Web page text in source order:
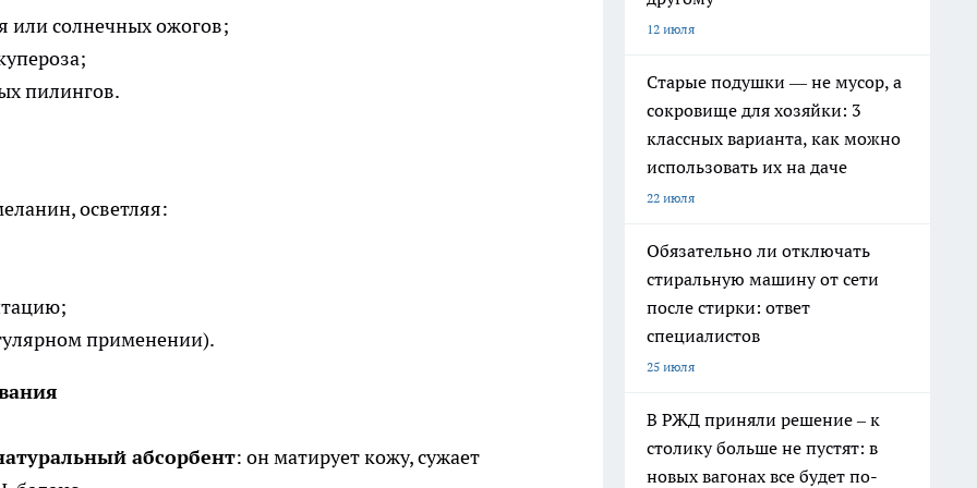
или солнечных ожогов;
пилингов.
осветляя:
применении).
абсорбент: он матирует кожу, сужает
12 июля
Старые подушки — не мусор, а
сокровище для хозяйки: 3
классных варианта, как можно
использовать их на даче
22 июля
Обязательно ли отключать
стиральную машину от сети
после стирки: ответ
специалистов
25 июля
В РЖД приняли решение – к
столику больше не пустят: в
новых вагонах все будет по-